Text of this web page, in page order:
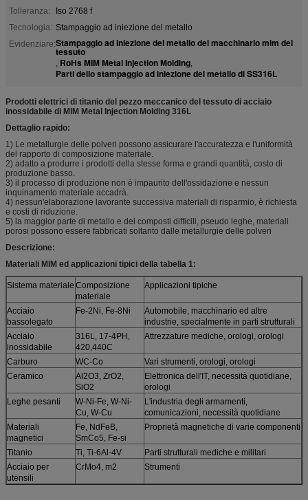
Tolleranza:
Iso 2768 f
Tecnologia: Stampaggio ad iniezione del metallo
Evidenziare:Stampaggio ad iniezione del metallo del macchinario mim del
tessuto
, RoHs MIM Metal Injection Molding,
Parti dello stampaggio ad iniezione del metallo di SS316L
Prodotti elettrici di titanio del pezzo meccanico del tessuto di acciaio
inossidabile di MIM Metal Injection Molding 316L
Dettaglio rapido:
1) Le metallurgie delle polveri possono assicurare l'accuratezza e l'uniformità
del rapporto di composizione materiale.
2) adatto a produrre i prodotti della stesse forma e grandi quantità, costo di
produzione basso.
3) il processo di produzione non è impaurito dell'ossidazione e nessun
inquinamento materiale accadrà.
4) nessun'elaborazione lavorante successiva materiali di risparmio, è richiesta
e costi di riduzione.
5) la maggior parte di metallo e dei composti difficili, pseudo leghe, materiali
porosi possono essere fabbricati soltanto dalle metallurgie delle polveri
Descrizione:
Materiali MIM ed applicazioni tipici della tabella 1:
Sistema materiale Composizione
materiale
Applicazioni tipiche
Acciaio
bassolegato
Fe-2Ni, Fe-8Ni
Automobile, macchinario ed altre
industrie, specialmente in parti strutturali
Acciaio
inossidabile
316L, 17-4PH,
420,440C
Attrezzature mediche, orologi, orologi
Carburo WC-Co
Vari strumenti, orologi, orologi
Ceramico
Al2O3, ZrO2,
SiO2
Elettronica dell'IT, necessità quotidiane,
orologi
Leghe pesanti
W-Ni-Fe, W-Ni-
Cu, W-Cu
L'industria degli armamenti,
comunicazioni, necessità quotidiane
Materiali
magnetici
Fe, NdFeB,
SmCo5, Fe-si
Proprietà magnetiche di varie componenti
Titanio Ti, Ti-6Al-4V
Parti strutturali mediche e militari
Acciaio per
utensili
CrMo4, m2 Strumenti